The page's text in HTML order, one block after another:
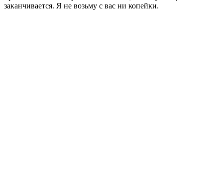
заканчивается. Я не возьму с вас ни копейки.